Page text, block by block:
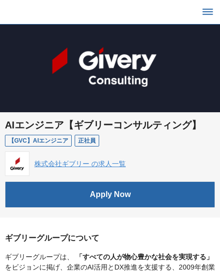
AIエンジニア【ギブリーコンサルティング】
【GVC】AIエンジニア 正社員
株式会社ギブリー の求人一覧
Apply Now
ギブリーグループについて
ギブリーグループは、
「すべての人が物心豊かな社会を実現する」
をビジョンに掲げ、企業のAI活用とDX推進を支援する、2009年創業